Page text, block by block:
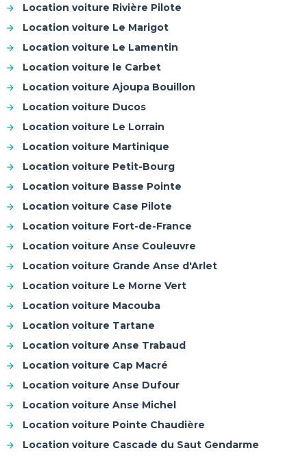
Location voiture Rivière Pilote
Location voiture Le Marigot
Location voiture Le Lamentin
Location voiture le Carbet
Location voiture Ajoupa Bouillon
Location voiture Ducos
Location voiture Le Lorrain
Location voiture Martinique
Location voiture Petit-Bourg
Location voiture Basse Pointe
Location voiture Case Pilote
Location voiture Fort-de-France
Location voiture Anse Couleuvre
Location voiture Grande Anse d'Arlet
Location voiture Le Morne Vert
Location voiture Macouba
Location voiture Tartane
Location voiture Anse Trabaud
Location voiture Cap Macré
Location voiture Anse Dufour
Location voiture Anse Michel
Location voiture Pointe Chaudière
Location voiture Cascade du Saut Gendarme